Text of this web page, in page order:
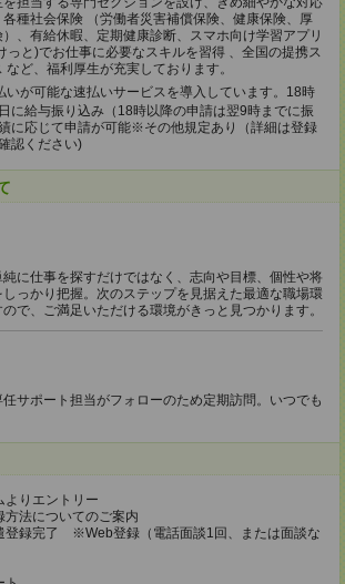
種社会保険 （労働者災害補償保険、健康保険、厚
、有給休暇、定期健康診断、スマホ向け学習アプリ
っと)でお仕事に必要なスキルを習得 、全国の提携ス
ど、福利厚生が充実しております。
いが可能な速払いサービスを導入しています。18時
に給与振り込み（18時以降の申請は翌9時までに振
に応じて申請が可能※その他規定あり（詳細は登録
認ください)
に仕事を探すだけではなく、志向や目標、個性や将
っかり把握。次のステップを見据えた最適な職場環
で、ご満足いただける環境がきっと見つかります。
サポート担当がフォローのため定期訪問。いつでも
よりエントリー
法についてのご案内
登録完了 ※Web登録（電話面談1回、または面談な